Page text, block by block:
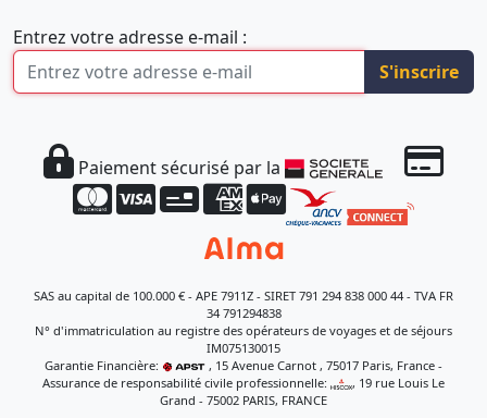
Entrez votre adresse e-mail :
S'inscrire
Paiement sécurisé par la
SAS au capital de 100.000 € - APE 7911Z - SIRET 791 294 838 000 44 - TVA FR
34 791294838
N° d'immatriculation au registre des opérateurs de voyages et de séjours
IM075130015
Garantie Financière:
, 15 Avenue Carnot , 75017 Paris, France -
Assurance de responsabilité civile professionnelle:
, 19 rue Louis Le
Grand - 75002 PARIS, FRANCE